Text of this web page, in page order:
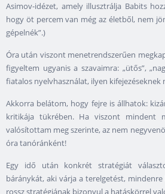
Asimov-idézet, amely illusztrálja Babits
hogy öt percem van még az életből, nem
gépelnék”.)
Óra után viszont menetrendszerűen
figyeltem ugyanis a szavaimra: „ütős”,
fiatalos nyelvhasználat, ilyen kifejezéseknek
Akkorra belátom, hogy fejre is állhatok:
kritikája tükrében. Ha viszont mindent
valósítottam meg szerinte, az nem
óra tanóránként!
Egy idő után konkrét stratégiát
báránykát, aki várja a terelgetést,